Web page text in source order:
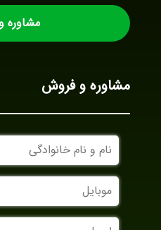
مشاوره و فروش
نام
و
نام
خانوادگی
موبایل
ایمیل